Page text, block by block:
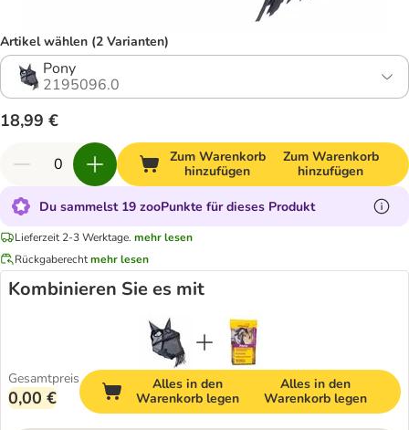
Artikel wählen (2 Varianten)
Pony
2195096.0
18,99 €
Zum Warenkorb
hinzufügen
Zum Warenkorb
hinzufügen
Du sammelst 19 zooPunkte für dieses Produkt
Lieferzeit 2-3 Werktage. mehr lesen
Rückgaberechtmehr lesen
Kombinieren Sie es mit
Gesamtpreis
0,00 €
Alles in den
Warenkorb legen
Alles in den
Warenkorb legen